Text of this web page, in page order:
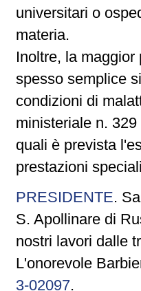
universitari o
materia.
Inoltre, la
spesso semplice
condizioni di
ministeriale n.
quali è prevista
prestazioni
PRESIDENTE.
S. Apollinare di
nostri lavori dalle
L'onorevole
3-02097.